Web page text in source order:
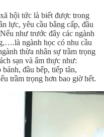
hội tức là biết được trong
lực, yêu cầu bằng cấp, đầu
như trước đây các ngành
ngành học có nhu cầu
thừa nhân sự trầm trọng
sạn và ẩm thực như:
đầu bếp, tiếp tân,
trầm trọng hơn bao giờ hết.